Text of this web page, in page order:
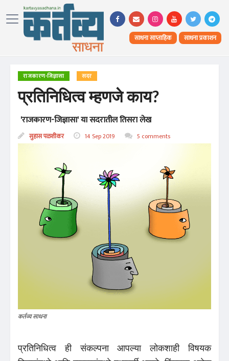
साधना साप्ताहिक साधना प्रकाशन
राजकारण-जिज्ञासा सदर
प्रतिनिधित्व म्हणजे काय?
'राजकारण-जिज्ञासा' या सदरातील तिसरा लेख
सुहास पळशीकर 14 Sep 2019 5 comments
कर्तव्य साधना
प्रतिनिधित्व ही संकल्पना आपल्या लोकशाही विषयक